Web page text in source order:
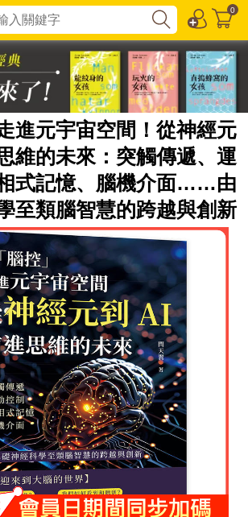
0
進元宇宙空間！從神經元
維的未來：突觸傳遞、運
式記憶、腦機介面……由
至類腦智慧的跨越與創新